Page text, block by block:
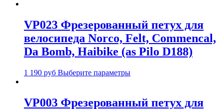
VP023 Фрезерованный петух для
велосипеда Norco, Felt, Commencal,
Da Bomb, Haibike (as Pilo D188)
1 190 руб Выберите параметры
VP003 Фрезерованный петух для